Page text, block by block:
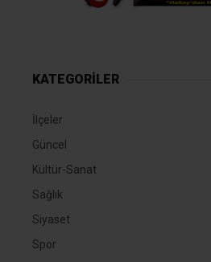
KATEGORİLER
İlçeler
Güncel
Kültür-Sanat
Sağlık
Siyaset
Spor